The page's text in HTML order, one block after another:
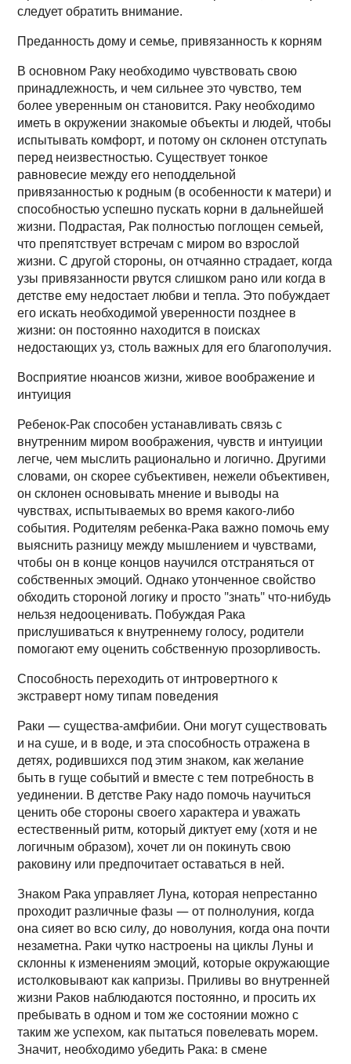
следует обратить внимание.
Преданность дому и семье, привязанность к корням
В основном Раку необходимо чувствовать свою
принадлежность, и чем сильнее это чувство, тем
более уверенным он становится. Раку необходимо
иметь в окружении знакомые объекты и людей, чтобы
испытывать комфорт, и потому он склонен отступать
перед неизвестностью. Существует тонкое
равновесие между его неподдельной
привязанностью к родным (в особенности к матери) и
способностью успешно пускать корни в дальнейшей
жизни. Подрастая, Рак полностью поглощен семьей,
что препятствует встречам с миром во взрослой
жизни. С другой стороны, он отчаянно страдает, когда
узы привязанности рвутся слишком рано или когда в
детстве ему недостает любви и тепла. Это побуждает
его искать необходимой уверенности позднее в
жизни: он постоянно находится в поисках
недостающих уз, столь важных для его благополучия.
Восприятие нюансов жизни, живое воображение и
интуиция
Ребенок-Рак способен устанавливать связь с
внутренним миром воображения, чувств и интуиции
легче, чем мыслить рационально и логично. Другими
словами, он скорее субъективен, нежели объективен,
он склонен основывать мнение и выводы на
чувствах, испытываемых во время какого-либо
события. Родителям ребенка-Рака важно помочь ему
выяснить разницу между мышлением и чувствами,
чтобы он в конце концов научился отстраняться от
собственных эмоций. Однако утонченное свойство
обходить стороной логику и просто "знать" что-нибудь
нельзя недооценивать. Побуждая Рака
прислушиваться к внутреннему голосу, родители
помогают ему оценить собственную прозорливость.
Способность переходить от интровертного к
экстраверт ному типам поведения
Раки — существа-амфибии. Они могут существовать
и на суше, и в воде, и эта способность отражена в
детях, родившихся под этим знаком, как желание
быть в гуще событий и вместе с тем потребность в
уединении. В детстве Раку надо помочь научиться
ценить обе стороны своего характера и уважать
естественный ритм, который диктует ему (хотя и не
логичным образом), хочет ли он покинуть свою
раковину или предпочитает оставаться в ней.
Знаком Рака управляет Луна, которая непрестанно
проходит различные фазы — от полнолуния, когда
она сияет во всю силу, до новолуния, когда она почти
незаметна. Раки чутко настроены на циклы Луны и
склонны к изменениям эмоций, которые окружающие
истолковывают как капризы. Приливы во внутренней
жизни Раков наблюдаются постоянно, и просить их
пребывать в одном и том же состоянии можно с
таким же успехом, как пытаться повелевать морем.
Значит, необходимо убедить Рака: в смене